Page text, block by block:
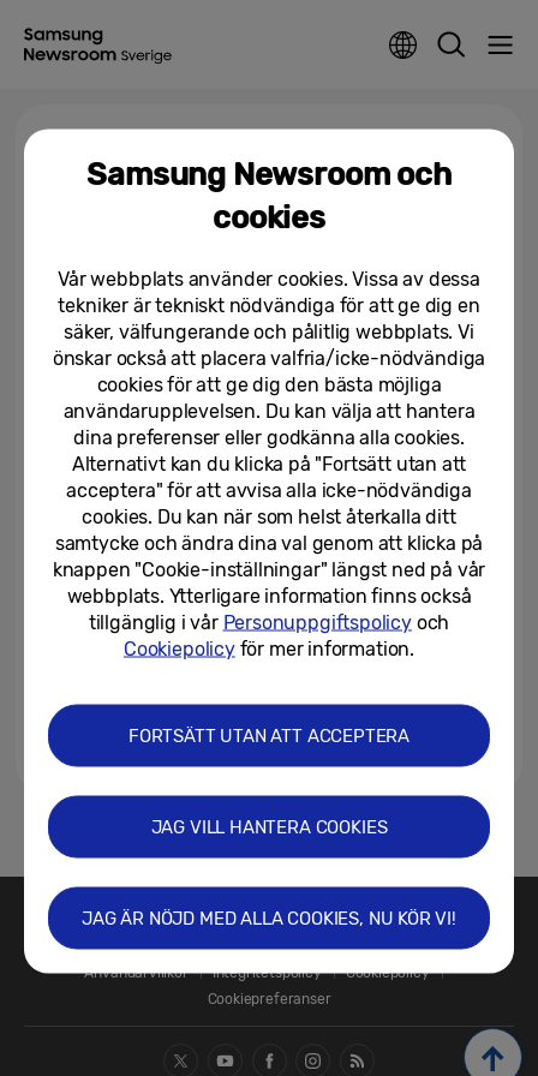
Snabb, i realtid, och förbättrad
serien
16/04/2026
1
Kontakta oss
SAMSUNG.SE
Användarvillkor
Integritetspolicy
Cookiepolicy
Cookiepreferanser
Samsung Newsroom och
cookies
Vår webbplats använder cookies. Vissa av dessa
tekniker är tekniskt nödvändiga för att ge dig en
säker, välfungerande och pålitlig webbplats. Vi
önskar också att placera valfria/icke-nödvändiga
cookies för att ge dig den bästa möjliga
användarupplevelsen. Du kan välja att hantera
dina preferenser eller godkänna alla cookies.
Alternativt kan du klicka på "Fortsätt utan att
acceptera" för att avvisa alla icke-nödvändiga
cookies. Du kan när som helst återkalla ditt
samtycke och ändra dina val genom att klicka på
knappen "Cookie-inställningar" längst ned på vår
webbplats. Ytterligare information finns också
tillgänglig i vår Personuppgiftspolicyoch
Cookiepolicyför mer information.
FORTSÄTT UTAN ATT ACCEPTERA
JAG VILL HANTERA COOKIES
JAG ÄR NÖJD MED ALLA COOKIES, NU KÖR VI!